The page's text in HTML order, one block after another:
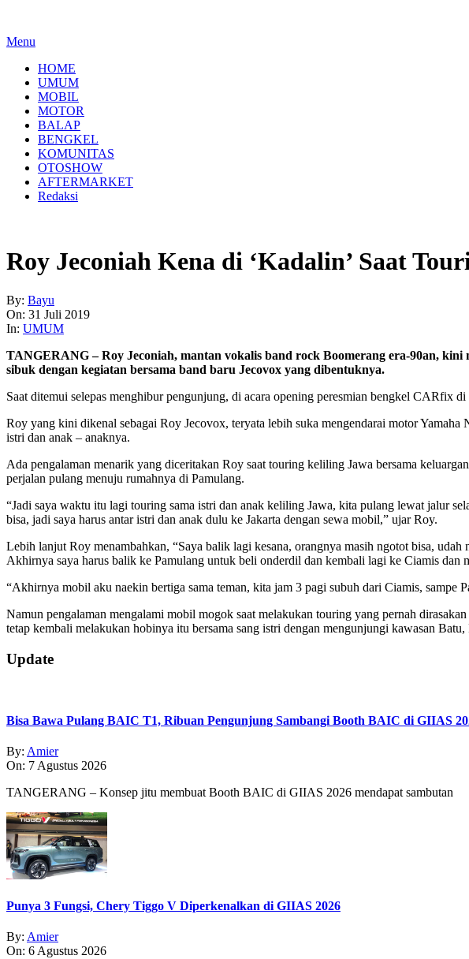
Menu
HOME
UMUM
MOBIL
MOTOR
BALAP
BENGKEL
KOMUNITAS
OTOSHOW
AFTERMARKET
Redaksi
Roy Jeconiah Kena di ‘Kadalin’ Saat
By: Bayu
On: 31 Juli 2019
In: UMUM
TANGERANG – Roy Jeconiah, mantan vokalis band rock Boomerang era-90an,
sibuk dengan kegiatan bersama band baru Jecovox yang dibentuknya.
Saat ditemui selepas menghibur pengunjung, di acara opening peresmian bengkel CARfix
Roy yang kini dikenal sebagai Roy Jecovox, teryata lebih suka mengendarai motor
istri dan anak – anaknya.
Ada pengalaman menarik yang diceritakan Roy saat touring keliling Jawa bersama
perjalan pulang menuju rumahnya di Pamulang.
“Jadi saya waktu itu lagi touring sama istri dan anak keliling Jawa, kita pulang lewat jalur
bisa, jadi saya harus antar istri dan anak dulu ke Jakarta dengan sewa mobil,” ujar Roy.
Lebih lanjut Roy menambahkan, “Saya balik lagi kesana, orangnya masih ngotot bisa,
Akhirnya saya harus balik ke Pamulang untuk beli onderdil dan kembali lagi ke Ciamis dan
“Akhirnya mobil aku naekin bertiga sama teman, kita jam 3 pagi subuh dari Ciamis, sampe
Namun pengalaman mengalami mobil mogok saat melakukan touring yang pernah
tetap kembali melakukan hobinya itu bersama sang istri dengan mengunjungi kawasan Batu,
2019-
07-
Update
Bisa Bawa Pulang BAIC T1, Ribuan Pengunjung Sambangi Booth BAIC di GIIAS
By: Amier
On: 7 Agustus 2026
TANGERANG – Konsep jitu membuat Booth BAIC di GIIAS 2026 mendapat sambutan
Punya 3 Fungsi, Chery Tiggo V Diperkenalkan di GIIAS 2026
By: Amier
On: 6 Agustus 2026